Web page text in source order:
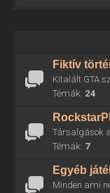
Fiktív
Kitalált GTA
Témák: 24
Társalgások
Témák: 7
Egyéb
Minden ami